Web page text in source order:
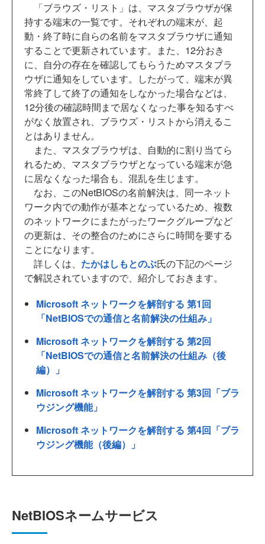
「ブラウズ・リスト」は、マスタブラウザが保
持する端末の一覧です。それぞれの端末が、起
動・終了時に自らの名前をマスタブラウザに通知
することで更新されています。また、12分おき
に、自分の存在を確認してもらうためマスタブラ
ウザに通知をしています。したがって、端末が異
常終了して終了の通知をしなかった場合などは、
12分後の確認時間まで居なくなった事を知るすべ
がなく放置され、ブラウズ・リストから消えるこ
とはありません。
また、マスタブラウザは、自動的に割り当てら
れるため、マスタブラウザとなっている端末が急
に居なくなった場合も、混乱を生じます。
なお、このNetBIOSの名前解決は、同一ネット
ワーク内での動作が基本となっているため、複数
のネットワークにまたがったワークグループなど
の更新は、その整合のためにさらに時間を要する
ことになります。
詳しくは、 たかはしもとのぶ氏の下記のページ
で解説されていますので、紹介しておきます。
Microsoft ネットワークを解剖する 第1回
「NetBIOSでの通信と名前解決の仕組み」
Microsoft ネットワークを解剖する 第2回
「NetBIOSでの通信と名前解決の仕組み（後
編）」
Microsoft ネットワークを解剖する 第3回「ブラ
ウジング機能」
Microsoft ネットワークを解剖する 第4回「ブラ
ウジング機能（後編）」
NetBIOSネームサービス